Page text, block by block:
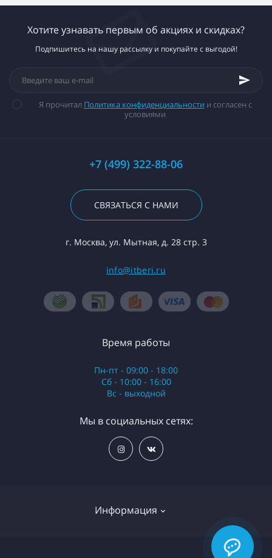
Хотите узнавать первым об акциях и скидках?
Подпишитесь на нашу рассылку и покупайте с выгодой!
Я прочитал Политика конфиденциальности и согласен с
условиями
+7 (499) 322-88-06
СВЯЗАТЬСЯ С НАМИ
г. Москва, ул. Мытная, д. 28 стр. 3
info@itberi.ru
Информация
Время работы
Пн-пт - 09:00 - 18:00
Сб - 10:00 - 16:00
Вс - выходной
Мы в социальных сетях: